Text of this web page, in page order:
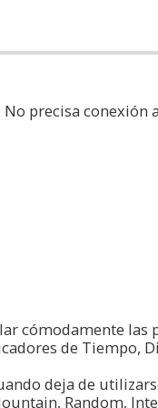
precisa conexión
cómodamente las
de Tiempo,
deja de
Random,